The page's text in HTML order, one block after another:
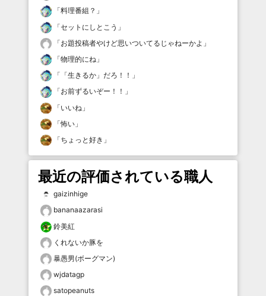
「料理番組？ 」
「セットにしとこう 」
「お題投稿者やけど思いついてるじゃねーかよ 」
「物理的にね 」
「 「生きるか」だろ！！ 」
「お前ずるいぞー！！ 」
「いいね 」
「怖い 」
「ちょっと好き 」
最近の評価されている職人
gaizinhige
bananaazarasi
鈴美紅
くれないか豚を
暴愚男(ボーグマン)
wjdatagp
satopeanuts